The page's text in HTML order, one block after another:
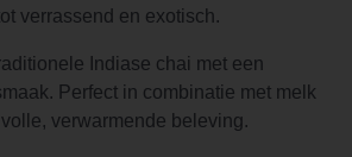
verrassend en exotisch.
Indiase chai met een
Perfect in combinatie met melk
verwarmende beleving.